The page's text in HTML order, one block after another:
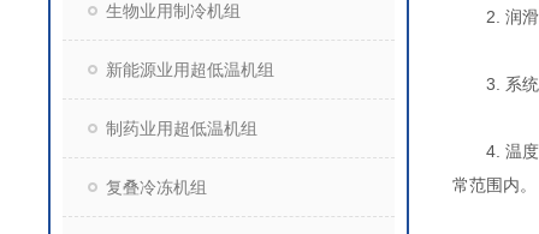
生物业用制冷机组
新能源业用超低温机组
制药业用超低温机组
复叠冷冻机组
2. 润滑：
3. 系统检
4. 温度和
常范围内。